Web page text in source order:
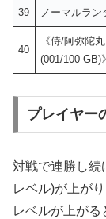
39 ノーマルラン
40
《侍/阿弥陀丸
(001/100 GB)》
プレイヤー
対戦で連勝し続
レベル)が上がり
レベルが上がる